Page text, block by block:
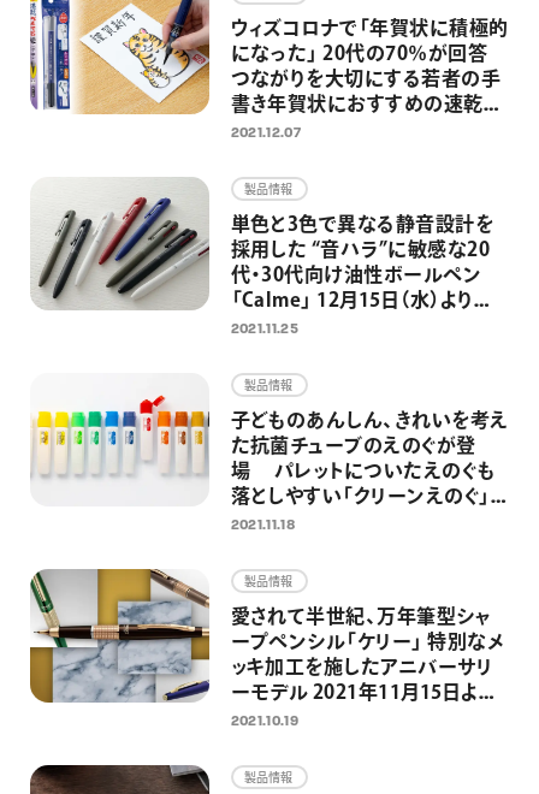
ウィズコロナで「年賀状に積極的
になった」 20代の70％が回答
つながりを大切にする若者の手
書き年賀状におすすめの速乾ぺ
んてる筆！
2021.12.07
製品情報
単色と3色で異なる静音設計を
採用した “音ハラ”に敏感な20
代・30代向け油性ボールペン
「Calme」 12月15日（水）より発
売開始
2021.11.25
製品情報
子どものあんしん、きれいを考え
た抗菌チューブのえのぐが登
場 パレットについたえのぐも
落としやすい「クリーンえのぐ」
2021年12月6日より発売
2021.11.18
製品情報
愛されて半世紀、万年筆型シャ
ープペンシル「ケリー」 特別なメ
ッキ加工を施したアニバーサリ
ーモデル 2021年11月15日より
限定発売
2021.10.19
製品情報